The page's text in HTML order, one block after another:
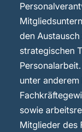
den
strategischen
unter
sowie
Mitglieder des